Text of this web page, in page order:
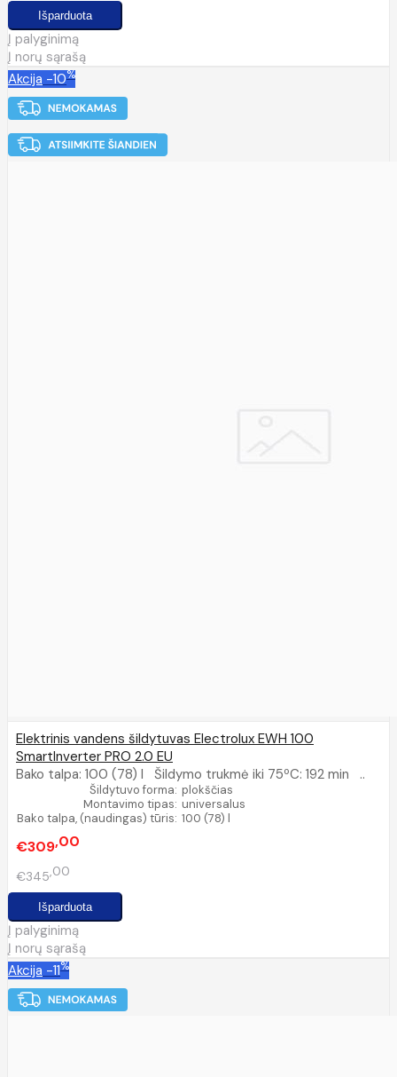
Į palyginimą
Į norų sąrašą
Akcija -10%
Elektrinis vandens šildytuvas Electrolux EWH 100
SmartInverter PRO 2.0 EU
Bako talpa: 100 (78) l Šildymo trukmė iki 75ºC: 192 min ..
Šildytuvo forma: plokščias
Montavimo tipas: universalus
Bako talpa, (naudingas) tūris: 100 (78) l
€309 00
€345 00
Į palyginimą
Į norų sąrašą
Akcija -11%